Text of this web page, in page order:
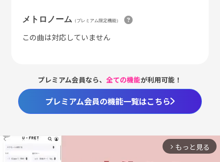
メトロノーム （プレミアム限定機能）
この曲は対応していません
プレミアム会員なら、全ての機能が利用可能！
プレミアム会員の機能一覧はこちら
arrow_forward_ios もっと見る